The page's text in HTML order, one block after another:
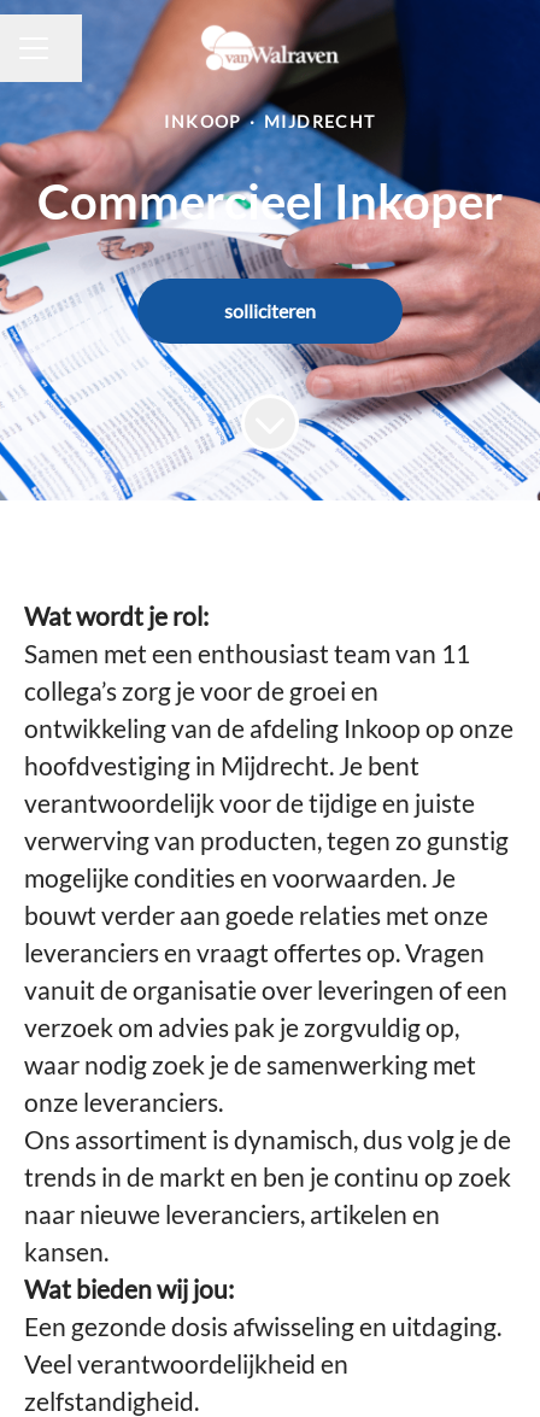
CARRIÈREMENU
Pagina delen
INKOOP · MIJDRECHT
Commercieel Inkoper
solliciteren
Wat wordt je rol:
Samen met een enthousiast team van 11
collega’s zorg je voor de groei en
ontwikkeling van de afdeling Inkoop op onze
hoofdvestiging in Mijdrecht. Je bent
verantwoordelijk voor de tijdige en juiste
verwerving van producten, tegen zo gunstig
mogelijke condities en voorwaarden. Je
bouwt verder aan goede relaties met onze
leveranciers en vraagt offertes op. Vragen
vanuit de organisatie over leveringen of een
verzoek om advies pak je zorgvuldig op,
waar nodig zoek je de samenwerking met
onze leveranciers.
Ons assortiment is dynamisch, dus volg je de
trends in de markt en ben je continu op zoek
naar nieuwe leveranciers, artikelen en
kansen.
Wat bieden wij jou:
Een gezonde dosis afwisseling en uitdaging.
Veel verantwoordelijkheid en
zelfstandigheid.